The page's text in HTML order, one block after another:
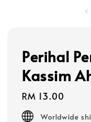
Perihal
Kassim
Regular
price
RM 13.00
Worldwide